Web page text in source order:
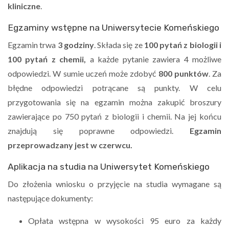
kliniczne
Egzaminy wstępne na Uniwersytecie Komeńskiego
Egzamin trwa 3 godziny. Składa się ze 100 pytań z biologii i
100 pytań z chemii,
a każde pytanie zawiera 4 możliwe
odpowiedzi. W sumie uczeń może zdobyć 800 punktów. Za
błędne odpowiedzi potrącane są punkty. W celu
przygotowania się na egzamin można zakupić broszury
zawierające po 750 pytań z biologii i chemii. Na jej końcu
znajdują się poprawne odpowiedzi.
Egzamin
przeprowadzany jest w czerwcu.
Aplikacja na studia na Uniwersytet Komeńskiego
Do złożenia wniosku o przyjęcie na studia wymagane są
następujące dokumenty:
Opłata wstępna w wysokości 95 euro za każdy